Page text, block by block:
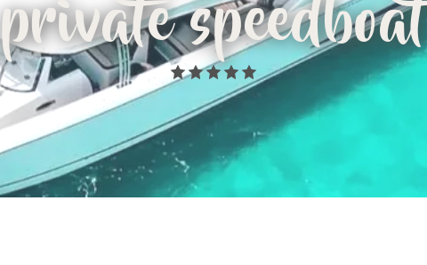
private speedboat